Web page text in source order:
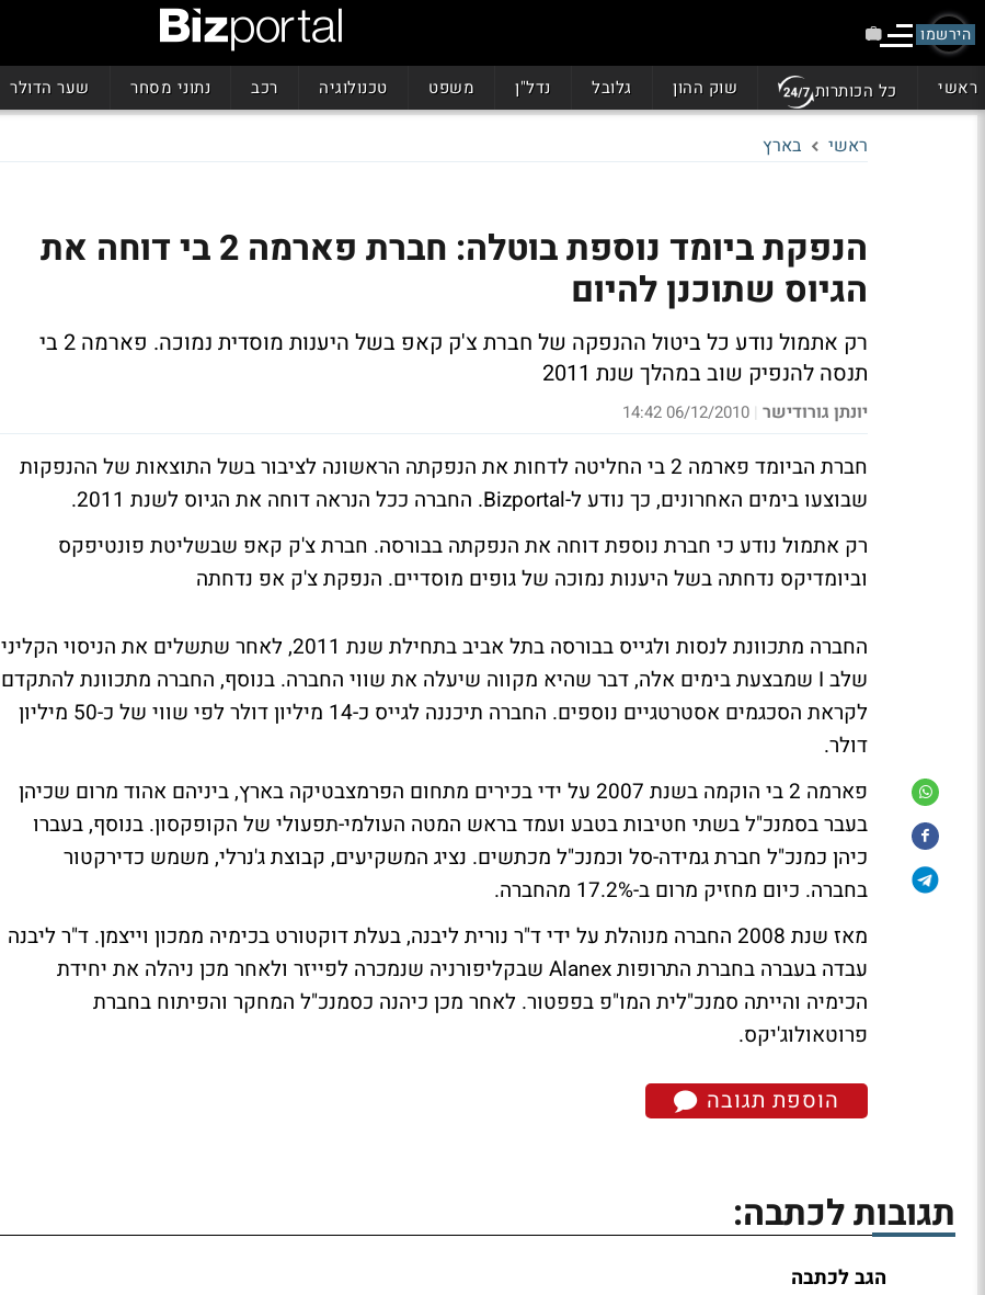
הירשמו
ראשי כל הכותרות שוק ההון גלובל נדל"ן משפט טכנולוגיה רכב נתוני מסחר שער הדולר
ראשי בארץ
הנפקת ביומד נוספת בוטלה: חברת פארמה 2 בי דוחה את
הגיוס שתוכנן להיום
רק אתמול נודע כל ביטול ההנפקה של חברת צ'ק קאפ בשל היענות מוסדית נמוכה. פארמה 2 בי
תנסה להנפיק שוב במהלך שנת 2011
יונתן גורודישר |
06/12/2010 14:42
חברת הביומד פארמה 2 בי החליטה לדחות את הנפקתה הראשונה לציבור בשל התוצאות של ההנפקות
שבוצעו בימים האחרונים, כך נודע ל-Bizportal. החברה ככל הנראה דוחה את הגיוס לשנת 2011.
רק אתמול נודע כי חברת נוספת דוחה את הנפקתה בבורסה. חברת צ'ק קאפ שבשליטת פונטיפקס
וביומדיקס נדחתה בשל היענות נמוכה של גופים מוסדיים. הנפקת צ'ק אפ נדחתה
החברה מתכוונת לנסות ולגייס בבורסה בתל אביב בתחילת שנת 2011, לאחר שתשלים את הניסוי הקליני
שלב I שמבצעת בימים אלה, דבר שהיא מקווה שיעלה את שווי החברה. בנוסף, החברה מתכוונת להתקדם
לקראת הסכגמים אסטרטגיים נוספים. החברה תיכננה לגייס כ-14 מיליון דולר לפי שווי של כ-50 מיליון
דולר.
פארמה 2 בי הוקמה בשנת 2007 על ידי בכירים מתחום הפרמצבטיקה בארץ, ביניהם אהוד מרום שכיהן
בעבר בסמנכ"ל בשתי חטיבות בטבע ועמד בראש המטה העולמי-תפעולי של הקופקסון. בנוסף, בעברו
כיהן כמנכ"ל חברת גמידה-סל וכמנכ"ל מכתשים. נציג המשקיעים, קבוצת ג'נרלי, משמש כדירקטור
בחברה. כיום מחזיק מרום ב-17.2% מהחברה.
מאז שנת 2008 החברה מנוהלת על ידי ד"ר נורית ליבנה, בעלת דוקטורט בכימיה ממכון וייצמן. ד"ר ליבנה
עבדה בעברה בחברת התרופות Alanex שבקליפורניה שנמכרה לפייזר ולאחר מכן ניהלה את יחידת
הכימיה והייתה סמנכ"לית המו"פ בפפטור. לאחר מכן כיהנה כסמנכ"ל המחקר והפיתוח בחברת
פרוטאולוג'יקס.
הוספת תגובה
תגובות לכתבה:
הגב לכתבה